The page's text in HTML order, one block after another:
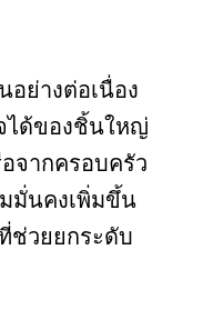
อย่างต่อเนื่อง
ได้ของชิ้นใหญ่
จากครอบครัว
มั่นคงเพิ่มขึ้น
ช่วยยกระดับ